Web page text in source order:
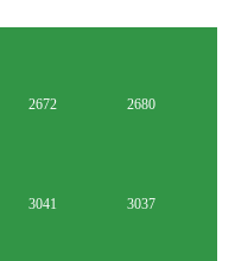
2672 2680
3041 3037